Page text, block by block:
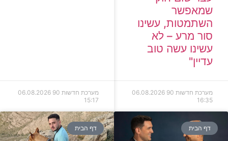
שמאפשר
השתמטות, עשינו
סור מרע – לא
עשינו עשה טוב
עדיין"
מערכת חדשות 90
06.08.2026
16:35
מערכת חדשות 90
06.08.2026
15:17
דף הבית דף הבית